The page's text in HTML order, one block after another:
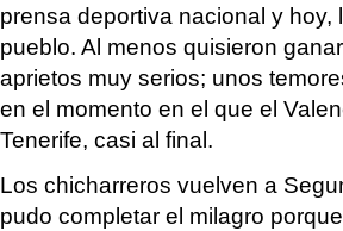
prensa deportiva nacional y
pueblo. Al menos quisieron
aprietos muy serios; unos
en el momento en el que el
Tenerife, casi al final.
Los chicharreros vuelven a
pudo completar el milagro